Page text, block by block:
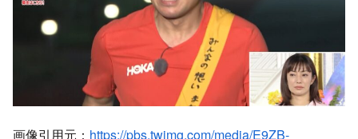
画像引用元： https://pbs.twimg.com/media/E9ZB-